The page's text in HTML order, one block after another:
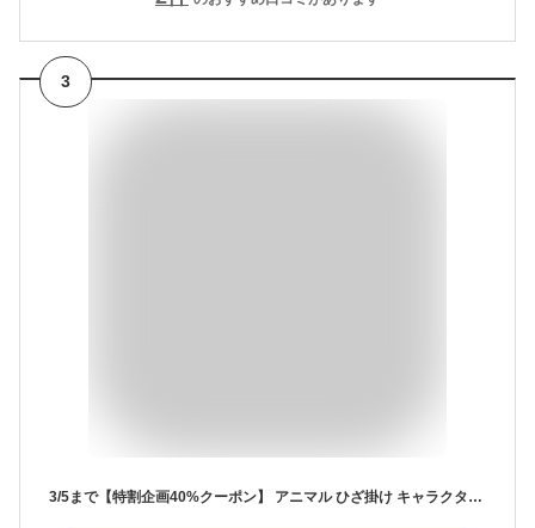
3
3/5まで【特割企画40%クーポン】 アニマル ひざ掛け キャラクターブランケット ブランケット どうぶつ ふわふわブランケット くるくる かわいい ボア キャラクター 冷房対策 膝掛け ひざかけ モコモコ ふわふわ 大判 冬 オフィス ぬいぐるみ ふわモコ クマ 食事 30代